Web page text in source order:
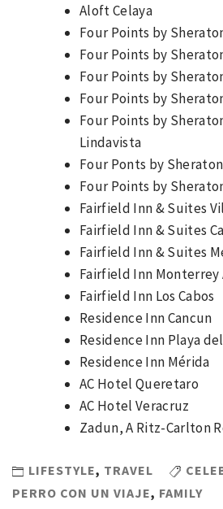
Aloft Celaya
Four Points by
Four Points by
Four Points by
Four Points by
Four Points by
Lindavista
Four Ponts by
Four Points by
Fairfield Inn & Suites
Fairfield Inn & Suites
Fairfield Inn & Suites
Fairfield Inn
Fairfield Inn Los Cabos
Residence Inn Cancun
Residence Inn Playa
Residence Inn Mérida
AC Hotel Queretaro
AC Hotel Veracruz
Zadun, A Ritz-Carlton
LIFESTYLE, TRAVEL
PERRO CON UN VIAJE, FAMILY